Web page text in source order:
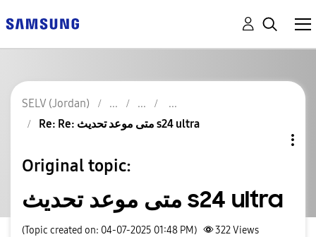
SELV (Jordan)
Re: Re: متى موعد تحديث s24 ultra
Original topic:
متى موعد تحديث s24 ultra
(Topic created on: 04-07-2025 01:48 PM) 322Views